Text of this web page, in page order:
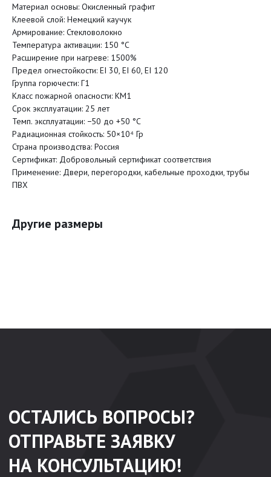
Материал основы: Окисленный графит
Клеевой слой: Немецкий каучук
Армирование: Стекловолокно
Температура активации: 150 °C
Расширение при нагреве: 1500%
Предел огнестойкости: EI 30, EI 60, EI 120
Группа горючести: Г1
Класс пожарной опасности: КМ1
Срок эксплуатации: 25 лет
Темп. эксплуатации: −50 до +50 °C
Радиационная стойкость: 50×10⁴ Гр
Страна производства: Россия
Сертификат: Добровольный сертификат соответствия
Применение: Двери, перегородки, кабельные проходки, трубы
ПВХ
Другие размеры
ОСТАЛИСЬ ВОПРОСЫ?
ОТПРАВЬТЕ ЗАЯВКУ
НА КОНСУЛЬТАЦИЮ!
Ваше имя
Телефон
Ваш email
Отправить заявку